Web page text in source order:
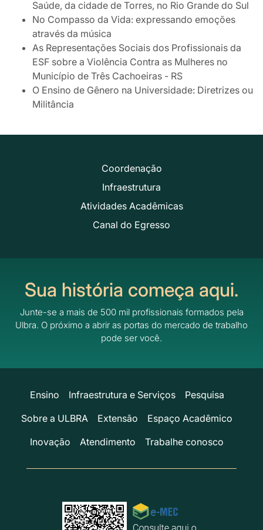
Saúde, da cidade de Torres, no Rio Grande do Sul
No Compasso da Vida: expressando emoções
através da música
As Representações Sociais dos Profissionais da
ESF sobre a Violência Contra as Mulheres no
Município de Três Cachoeiras - RS
O Ensino de Gênero na Universidade: Diretrizes ou
Militância
Coordenação
Infraestrutura
Atividades Acadêmicas
Canal do Egresso
Sua história começa aqui.
Junte-se a mais de 500 mil profissionais formados pela
Ulbra. O próximo a abrir as portas do mercado de trabalho
pode ser você.
Ensino Infraestrutura e Serviços
Pesquisa
Sobre a ULBRA
Extensão
Espaço Acadêmico
Inovação
Atendimento Trabalhe conosco